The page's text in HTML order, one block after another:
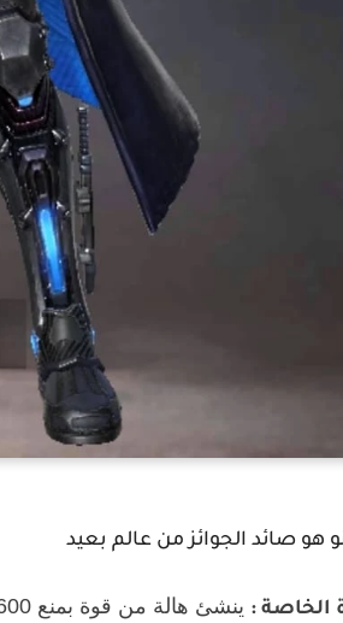
هو صائد الجوائز من عالم بعيد
الخاصة :